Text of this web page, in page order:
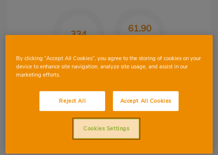
334
Kcal
61.90
CHO
8.70
gr
Proteïnes
4.60
gr
Greix
By clicking “Accept All Cookies”, you agree to the storing of cookies on your
device to enhance site navigation, analyze site usage, and assist in our
marketing efforts.
Reject All Accept All Cookies
Cookies Settings